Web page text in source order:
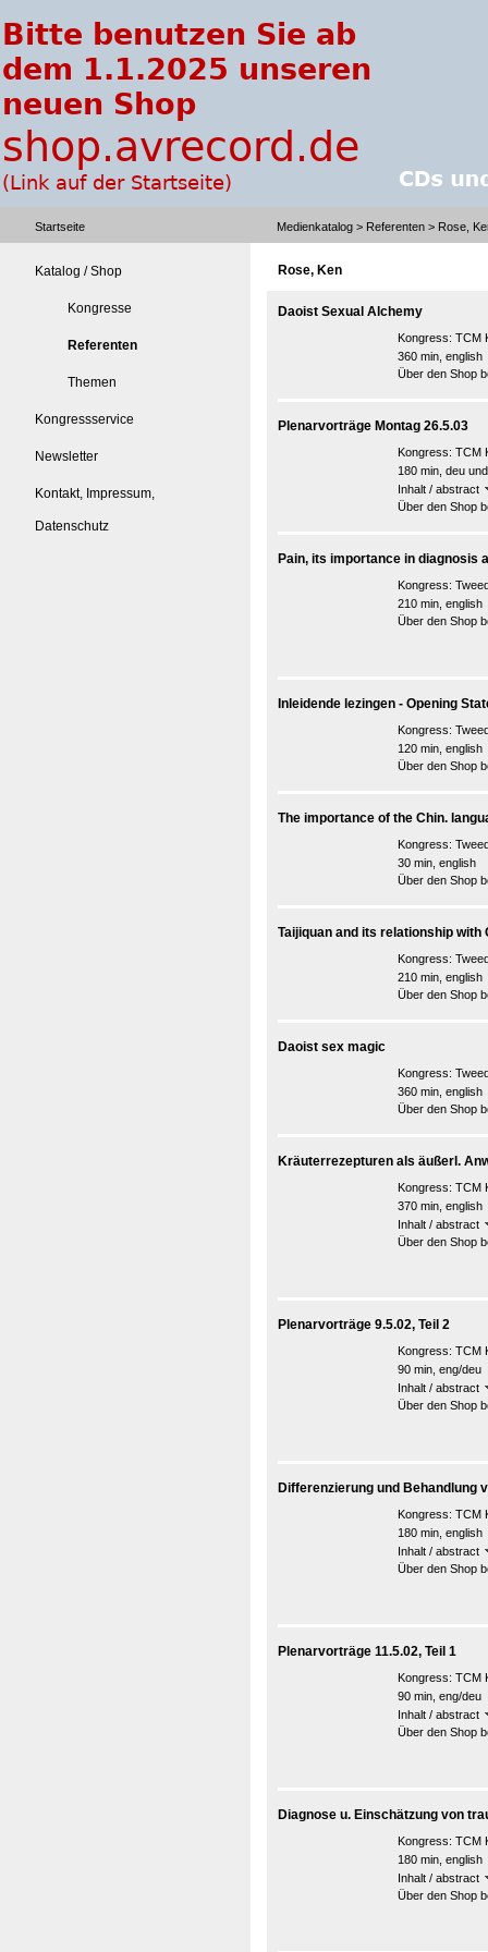
Startseite Medienkatalog > Referenten > Rose,
Katalog / Shop
Kongresse
Referenten
Themen
Kongressservice
Newsletter
Kontakt, Impressum,
Datenschutz
Rose, Ken
Daoist Sexual Alchemy
Kongress: TCM
360 min, english
Über den Shop
Plenarvorträge Montag 26.5.03
Kongress: TCM
180 min, deu
Inhalt / abstract
Über den Shop
Pain, its importance in diagnosis
Kongress:
210 min, english
Über den Shop
Inleidende lezingen - Opening
Kongress:
120 min, english
Über den Shop
The importance of the Chin.
Kongress:
30 min, english
Über den Shop
Taijiquan and its relationship
Kongress:
210 min, english
Über den Shop
Daoist sex magic
Kongress:
360 min, english
Über den Shop
Kräuterrezepturen als äußerl.
Kongress: TCM
370 min, english
Inhalt / abstract
Über den Shop
Plenarvorträge 9.5.02, Teil 2
Kongress: TCM
90 min, eng/deu
Inhalt / abstract
Über den Shop
Differenzierung und Behandlung
Kongress: TCM
180 min, english
Inhalt / abstract
Über den Shop
Plenarvorträge 11.5.02, Teil 1
Kongress: TCM
90 min, eng/deu
Inhalt / abstract
Über den Shop
Diagnose u. Einschätzung von
Kongress: TCM
180 min, english
Inhalt / abstract
Über den Shop